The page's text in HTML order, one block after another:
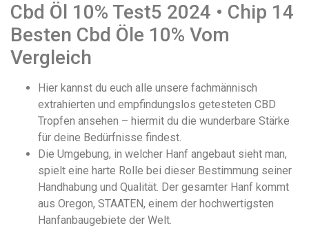
Cbd Öl 10% Test5 2024 • Chip 14
Besten Cbd Öle 10% Vom
Vergleich
Hier kannst du euch alle unsere fachmännisch
extrahierten und empfindungslos getesteten CBD
Tropfen ansehen – hiermit du die wunderbare Stärke
für deine Bedürfnisse findest.
Die Umgebung, in welcher Hanf angebaut sieht man,
spielt eine harte Rolle bei dieser Bestimmung seiner
Handhabung und Qualität. Der gesamter Hanf kommt
aus Oregon, STAATEN, einem der hochwertigsten
Hanfanbaugebiete der Welt.